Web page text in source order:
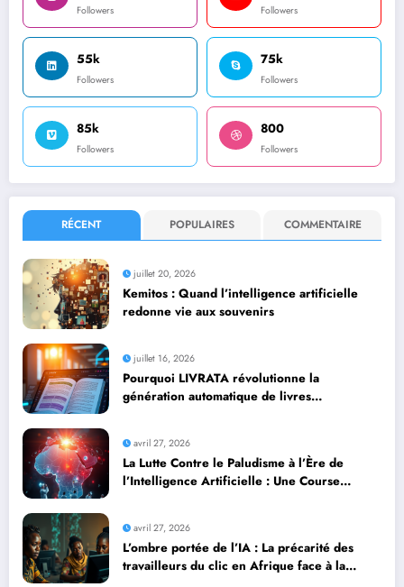
Followers Followers
55k
Followers
75k
Followers
85k
Followers
800
Followers
RÉCENT POPULAIRES COMMENTAIRE
juillet 20, 2026
Kemitos : Quand l’intelligence artificielle
redonne vie aux souvenirs
juillet 16, 2026
Pourquoi LIVRATA révolutionne la
génération automatique de livres
avril 27, 2026
La Lutte Contre le Paludisme à l’Ère de
l’Intelligence Artificielle : Une Course
avril 27, 2026
L’ombre portée de l’IA : La précarité des
travailleurs du clic en Afrique face à la